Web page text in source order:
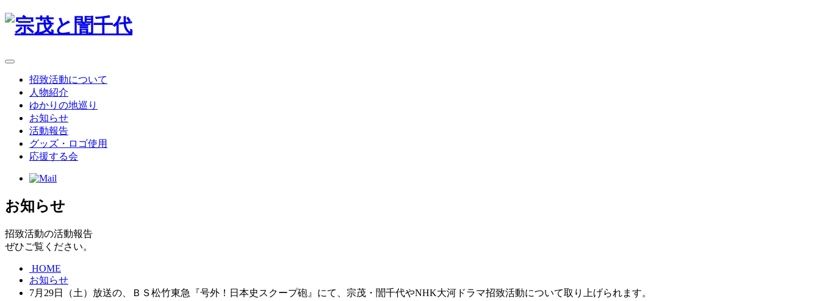
招致活動について
人物紹介
ゆかりの地巡り
お知らせ
活動報告
グッズ・ロゴ使用
応援する会
お知らせ
招致活動の活動報告
ぜひご覧ください。
HOME
お知らせ
7月29日（土）放送の、ＢＳ松竹東急『号外！日本史スクープ砲』にて、宗茂・誾千代やNHK大河ドラマ招致活動について取り上げられます。